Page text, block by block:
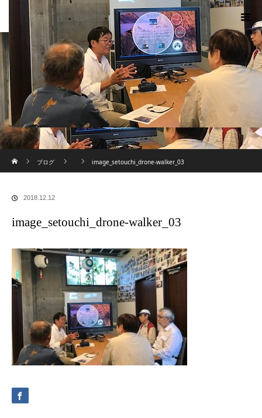
ブログ
image_setouchi_drone-walker_03
2018.12.12
image_setouchi_drone-walker_03